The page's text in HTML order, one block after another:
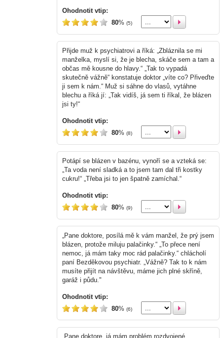
Ohodnotit vtip:
80% (5)
Přijde muž k psychiatrovi a říká: „Zbláznila se mi
manželka, myslí si, že je blecha, skáče sem a tam a
občas mě kousne do hlavy.“ „Tak to vypadá
skutečně vážně“ konstatuje doktor „víte co? Přiveďte
ji sem k nám.“ Muž si sáhne do vlasů, vytáhne
blechu a říká jí: „Tak vidíš, já sem ti říkal, že blázen
jsi ty!“
Ohodnotit vtip:
80% (8)
Potápí se blázen v bazénu, vynoří se a vzteká se:
„Ta voda není sladká a to jsem tam dal tři kostky
cukru!“ „Třeba jsi to jen špatně zamíchal.“
Ohodnotit vtip:
80% (9)
„Pane doktore, posílá mě k vám manžel, že prý jsem
blázen, protože miluju palačinky.“ „To přece není
nemoc, já mám taky moc rád palačinky.“ chlácholí
paní Bezděkovou psychiatr. „Vážně? Tak to k nám
musíte přijít na návštěvu, máme jich plné skříně,
garáž i půdu."
Ohodnotit vtip:
80% (6)
„Pane doktore, já mám problém rozdvojené